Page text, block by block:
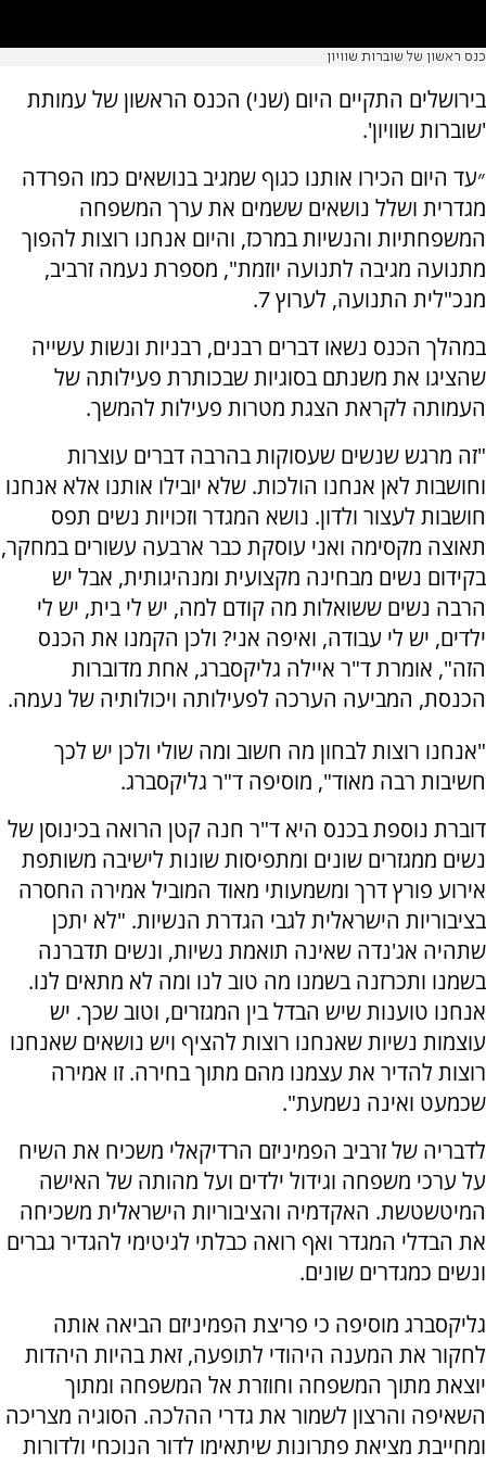
כנס ראשון של שוברות שוויון
בירושלים התקיים היום (שני) הכנס הראשון של עמותת
'שוברות שוויון'.
״עד היום הכירו אותנו כגוף שמגיב בנושאים כמו הפרדה
מגדרית ושלל נושאים ששמים את ערך המשפחה
המשפחתיות והנשיות במרכז, והיום אנחנו רוצות להפוך
מתנועה מגיבה לתנועה יוזמת", מספרת נעמה זרביב,
מנכ"לית התנועה, לערוץ 7.
במהלך הכנס נשאו דברים רבנים, רבניות ונשות עשייה
שהציגו את משנתם בסוגיות שבכותרת פעילותה של
העמותה לקראת הצגת מטרות פעילות להמשך.
"זה מרגש שנשים שעסוקות בהרבה דברים עוצרות
וחושבות לאן אנחנו הולכות. שלא יובילו אותנו אלא אנחנו
חושבות לעצור ולדון. נושא המגדר וזכויות נשים תפס
תאוצה מקסימה ואני עוסקת כבר ארבעה עשורים במחקר,
בקידום נשים מבחינה מקצועית ומנהיגותית, אבל יש
הרבה נשים ששואלות מה קודם למה, יש לי בית, יש לי
ילדים, יש לי עבודה, ואיפה אני? ולכן הקמנו את הכנס
הזה", אומרת ד"ר איילה גליקסברג, אחת מדוברות
הכנסת, המביעה הערכה לפעילותה ויכולותיה של נעמה.
"אנחנו רוצות לבחון מה חשוב ומה שולי ולכן יש לכך
חשיבות רבה מאוד", מוסיפה ד"ר גליקסברג.
דוברת נוספת בכנס היא ד"ר חנה קטן הרואה בכינוסן של
נשים ממגזרים שונים ומתפיסות שונות לישיבה משותפת
אירוע פורץ דרך ומשמעותי מאוד המוביל אמירה החסרה
בציבוריות הישראלית לגבי הגדרת הנשיות. "לא יתכן
שתהיה אג'נדה שאינה תואמת נשיות, ונשים תדברנה
בשמנו ותכרזנה בשמנו מה טוב לנו ומה לא מתאים לנו.
אנחנו טוענות שיש הבדל בין המגזרים, וטוב שכך. יש
עוצמות נשיות שאנחנו רוצות להציף ויש נושאים שאנחנו
רוצות להדיר את עצמנו מהם מתוך בחירה. זו אמירה
שכמעט ואינה נשמעת".
לדבריה של זרביב הפמיניזם הרדיקאלי משכיח את השיח
על ערכי משפחה וגידול ילדים ועל מהותה של האישה
המיטשטשת. האקדמיה והציבוריות הישראלית משכיחה
את הבדלי המגדר ואף רואה כבלתי לגיטימי להגדיר גברים
ונשים כמגדרים שונים.
גליקסברג מוסיפה כי פריצת הפמיניזם הביאה אותה
לחקור את המענה היהודי לתופעה, זאת בהיות היהדות
יוצאת מתוך המשפחה וחוזרת אל המשפחה ומתוך
השאיפה והרצון לשמור את גדרי ההלכה. הסוגיה מצריכה
ומחייבת מציאת פתרונות שיתאימו לדור הנוכחי ולדורות